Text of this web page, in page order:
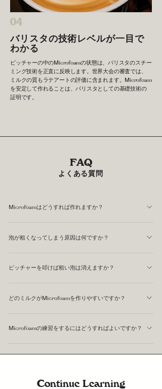
04
バリスタの技術レベルが一目で
わかる
ピッチャーの中のMicrofoamの状態は、バリスタのスチー
ミング技術を正直に反映します。世界大会の審査では、
ミルクの質もラテアートの評価に含まれます。Microfoam
を安定して作れることは、バリスタとしての基礎技術の
証明です。
FAQ
よくある質問
Microfoamはどうすれば作れますか？
ルクに適量の空気を取り込み、次にRollingでミルク全体
行うことで、Microfoamが完成します。
泡が粗くなってしまう原因は何ですか？
て空気を取り込みすぎる場合、もうひとつはスチームワン
す。Stretchingはほんの数秒で十分なことが多く、最初は
ピッチャーを叩けば粗い泡は消えますか？
Microfoamにはなりません。Microfoamはスチーミング中
て作れるものです。スチーミング後に泡を消そうとして
どのミルクがMicrofoamを作りやすいですか？
やすいです。脂肪分とタンパク質のバランスが良く、泡が
であれば比較的Microfoamに近い状態を作れますが、全乳
Microfoamの練習をするにはどうすればよいですか？
を繰り返し確認することで、目標状態を体が覚えていきま
Continue Learning